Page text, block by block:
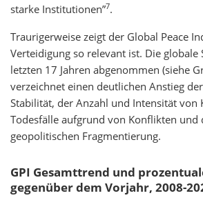
starke Institutionen”7.
Traurigerweise zeigt der Global Peace
Verteidigung so relevant ist. Die globale
letzten 17 Jahren abgenommen (siehe
verzeichnet einen deutlichen Anstieg
Stabilität, der Anzahl und Intensität von
Todesfälle aufgrund von Konflikten und
geopolitischen Fragmentierung.
GPI Gesamttrend und
gegenüber dem Vorjahr, 2008-